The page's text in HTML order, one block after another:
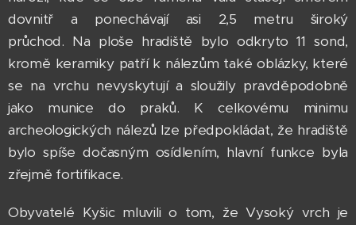
dovnitř a ponechávají asi 2,5 metru široký
průchod. Na ploše hradiště bylo odkryto 11 sond,
kromě keramiky patří k nálezům také oblázky, které
se na vrchu nevyskytují a sloužily pravděpodobně
jako munice do praků. K celkovému minimu
archeologických nálezů lze předpokládat, že hradiště
bylo spíše dočasným osídlením, hlavní funkce byla
zřejmě fortifikace.
Obyvatelé Kyšic mluvili o tom, že Vysoký vrch je